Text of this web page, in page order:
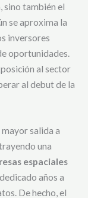
sino también el
se aproxima la
inversores
oportunidades.
al sector
al debut de la
salida a
una
espaciales
años a
De hecho, el